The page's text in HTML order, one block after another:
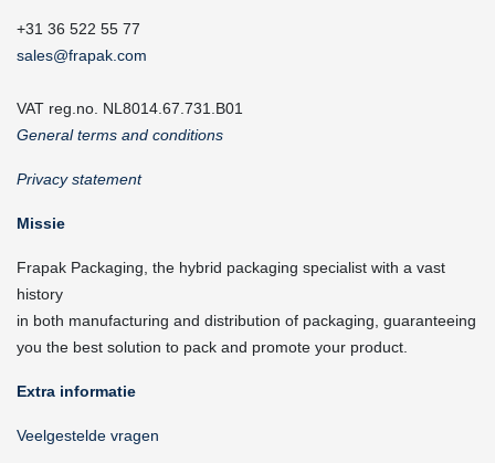
+31 36 522 55 77
sales@frapak.com
VAT reg.no. NL8014.67.731.B01
General terms and conditions
Privacy statement
Missie
Frapak Packaging, the hybrid packaging specialist with a vast
history
in both manufacturing and distribution of packaging, guaranteeing
you the best solution to pack and promote your product.
Extra informatie
Veelgestelde vragen